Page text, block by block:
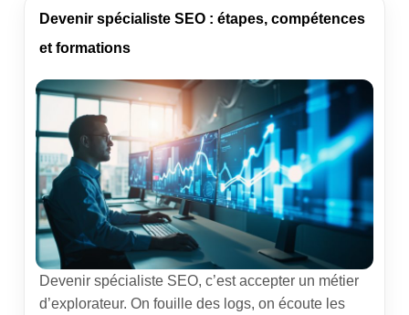
sans vous perdre dans le jargon. C’est exactement
le regard que je porte en tant que […]
Devenir spécialiste SEO : étapes, compétences
et formations
Devenir spécialiste SEO, c’est accepter un métier
d’explorateur. On fouille des logs, on écoute les